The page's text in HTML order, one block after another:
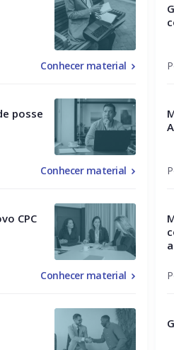
Conhecer material
posse
Conhecer material
CPC
Conhecer material